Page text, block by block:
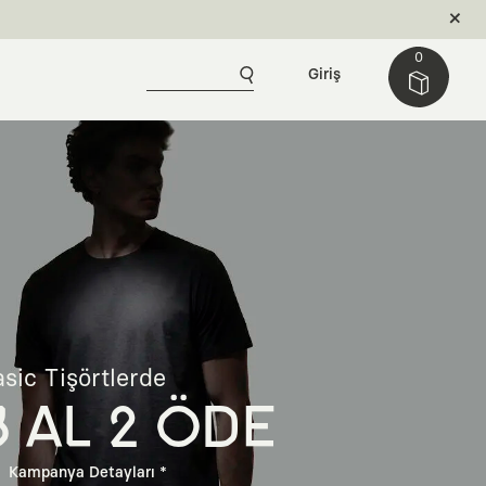
0
Giriş
Tişörtlerde
AL 2 ÖDE
Kampanya Detayları *